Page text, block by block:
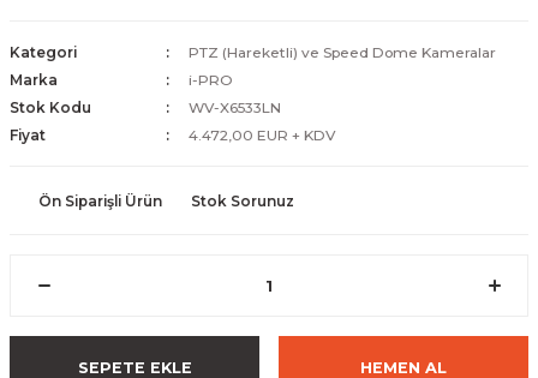
Kamera Lisansları
Antivirüs Yazılımları
Merkezi Altyapısı
Kategori
PTZ (Hareketli) ve Speed Dome Kameralar
Marka
i-PRO
Stok Kodu
WV-X6533LN
Fiyat
4.472,00 EUR + KDV
Ön Siparişli Ürün Stok Sorunuz
SEPETE EKLE HEMEN AL